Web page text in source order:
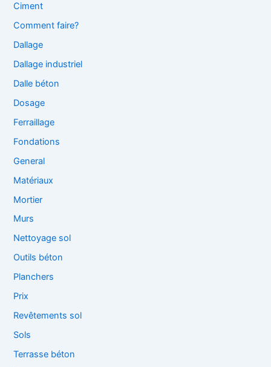
Ciment
Comment faire?
Dallage
Dallage industriel
Dalle béton
Dosage
Ferraillage
Fondations
General
Matériaux
Mortier
Murs
Nettoyage sol
Outils béton
Planchers
Prix
Revêtements sol
Sols
Terrasse béton